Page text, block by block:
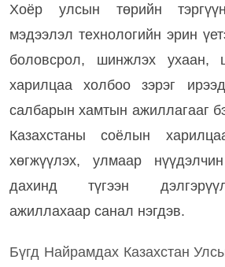
Хоёр улсын төрийн
мэдээлэл технологийн эрин
боловсрол, шинжлэх ухаан,
харилцаа холбоо зэрэг
салбарын хамтын ажиллагааг
Казахстаны соёлын
хөгжүүлэх, улмаар
дахинд түгээн
ажиллахаар санал нэгдэв.
Бүгд Найрамдах Казахстан